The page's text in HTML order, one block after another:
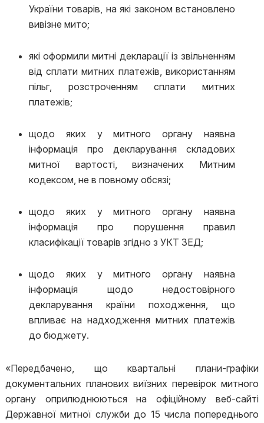
України товарів, на які законом встановлено
вивізне мито;
які оформили митні декларації із звільненням
від сплати митних платежів, використанням
пільг, розстроченням сплати митних
платежів;
щодо яких у митного органу наявна
інформація про декларування складових
митної вартості, визначених Митним
кодексом, не в повному обсязі;
щодо яких у митного органу наявна
інформація про порушення правил
класифікації товарів згідно з УКТ ЗЕД;
щодо яких у митного органу наявна
інформація щодо недостовірного
декларування країни походження, що
впливає на надходження митних платежів
до бюджету.
«Передбачено, що квартальні плани-графіки
документальних планових виїзних перевірок митного
органу оприлюднюються на офіційному веб-сайті
Державної митної служби до 15 числа попереднього